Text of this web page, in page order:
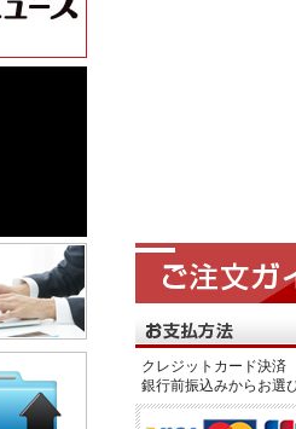
クレジットカード決
銀行前振込みからお選